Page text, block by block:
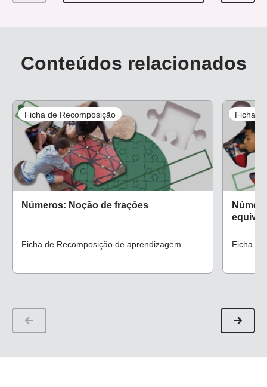
Conteúdos relacionados
Ficha de Recomposição
Números: Noção de frações
Ficha de Recomposição de aprendizagem
Ficha
Ficha